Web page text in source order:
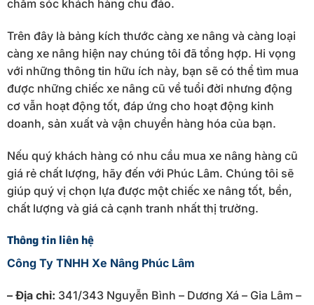
chăm sóc khách hàng chu đáo.
Trên đây là bảng kích thước càng xe nâng và càng loại
càng xe nâng hiện nay chúng tôi đã tổng hợp. Hi vọng
với những thông tin hữu ích này, bạn sẽ có thể tìm mua
được những chiếc xe nâng cũ về tuổi đời nhưng động
cơ vẫn hoạt động tốt, đáp ứng cho hoạt động kinh
doanh, sản xuất và vận chuyển hàng hóa của bạn.
Nếu quý khách hàng có nhu cầu mua xe nâng hàng cũ
giá rẻ chất lượng, hãy đến với Phúc Lâm. Chúng tôi sẽ
giúp quý vị chọn lựa được một chiếc xe nâng tốt, bền,
chất lượng và giá cả cạnh tranh nhất thị trường.
Thông tin liên hệ
Công Ty TNHH Xe Nâng Phúc Lâm
– Địa chỉ: 341/343 Nguyễn Bình – Dương Xá – Gia Lâm –